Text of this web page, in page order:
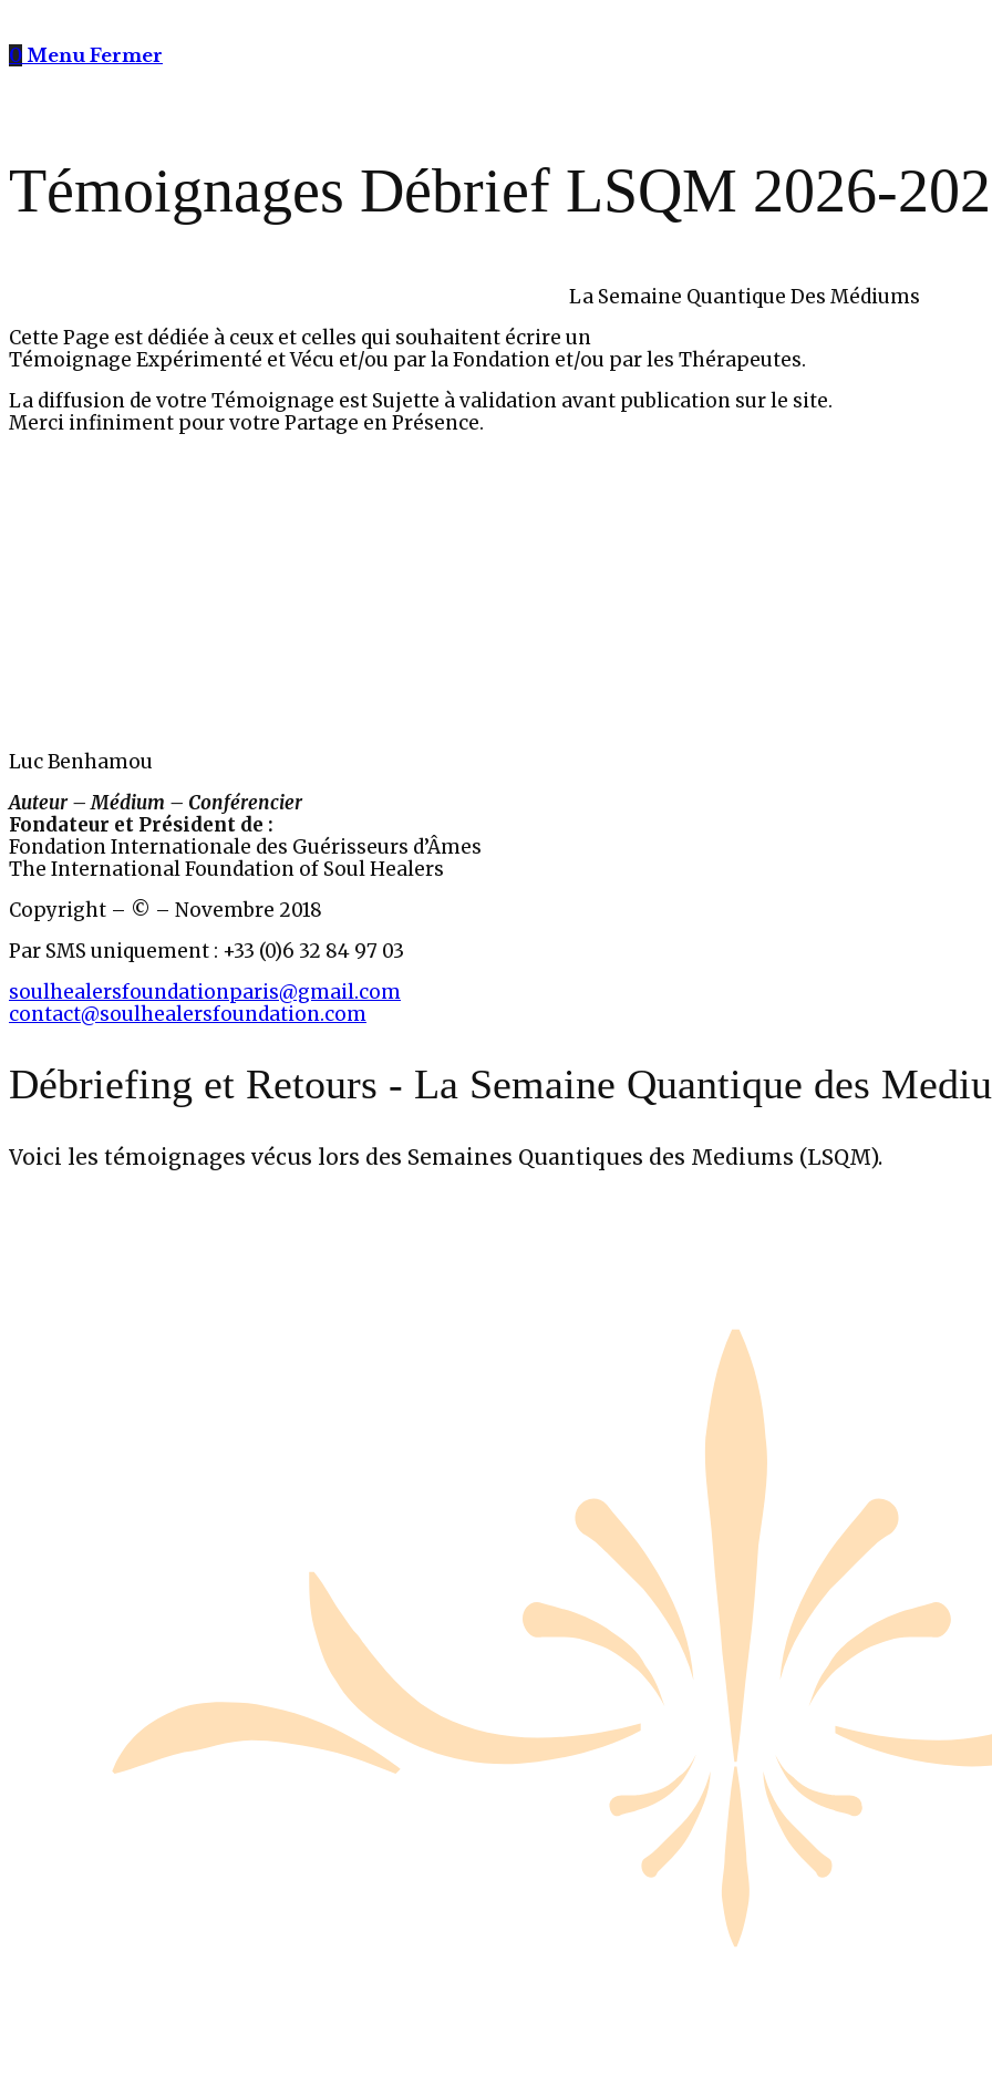
0 Menu Fermer
Témoignages Débrief LSQM 2026-
La Semaine Quantique Des Médiums
Cette Page est dédiée à ceux et celles qui souhaitent écrire un
Témoignage Expérimenté et Vécu et/ou par la Fondation et/ou par les Thérapeutes.
La diffusion de votre Témoignage est Sujette à validation avant publication sur le site.
Merci infiniment pour votre Partage en Présence.
Luc Benhamou
Auteur – Médium – Conférencier
Fondateur et Président de :
Fondation Internationale des Guérisseurs d’Âmes
The International Foundation of Soul Healers
Copyright – © – Novembre 2018
Par SMS uniquement : +33 (0)6 32 84 97 03
soulhealersfoundationparis@gmail.com
contact@soulhealersfoundation.com
Débriefing et Retours - La Semaine Quantique des
Voici les témoignages vécus lors des Semaines Quantiques des Mediums (LSQM).